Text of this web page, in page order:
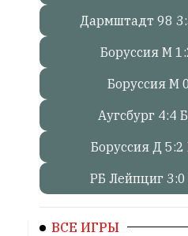
Пользователей:
НАШИ
ПРАВИЛА
Тонкие
материалы
для
независимо
мыслящих.
Дармштадт 98
Боруссия М
Боруссия М
Аугсбург 4:4
Боруссия Д
РБ Лейпциг
ВСЕ ИГРЫ